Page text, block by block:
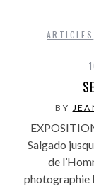
ARTICLES
BY
Salgado
de
photographie